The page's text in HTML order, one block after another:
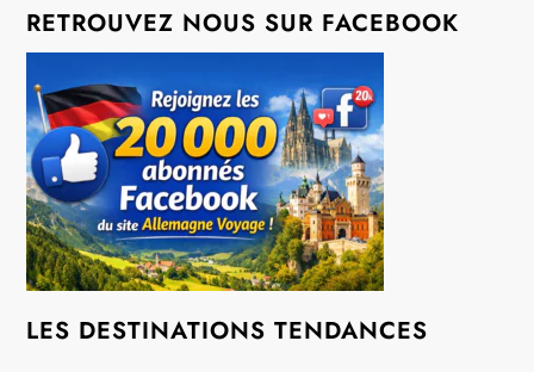
i
o
n
d
e
l
RETROUVEZ NOUS SUR FACEBOOK
LES DESTINATIONS TENDANCES